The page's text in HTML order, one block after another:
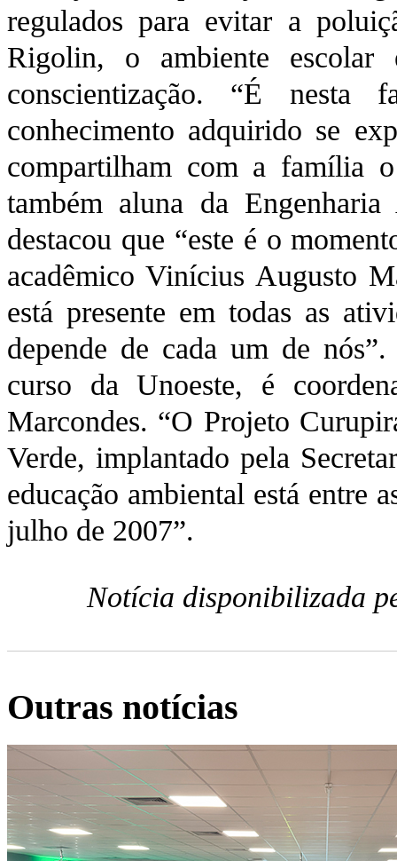
regulados para evitar a
Rigolin, o ambiente
conscientização. “É nesta
conhecimento adquirido se
compartilham com a família
também aluna da
destacou que “este é o
acadêmico Vinícius Augusto
está presente em todas as
depende de cada um de
curso da Unoeste, é
Marcondes. “O Projeto
Verde, implantado pela
educação ambiental está entre
julho de 2007”.
Notícia disponibilizada
Outras notícias